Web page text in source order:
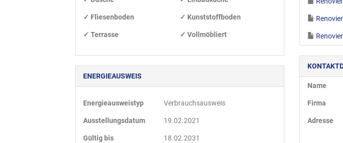
Name
Firma
Adresse
✓ Fliesenboden ✓ Kunststoffboden
✓ Terrasse ✓ Vollmöbliert
ENERGIEAUSWEIS
Energieausweistyp Verbrauchs­ausweis
Ausstellungsdatum 19.02.2021
Gültig bis 18.02.2031